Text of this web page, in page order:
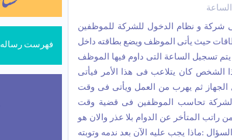
و نظام الدخول للشرکة للموظفین
حیث یأتی الموظف ویضع بطاقته داخل
تسجیل الساعة التی داوم فیها الموظف
الشخص کان یتلاعب فی هذا الأمر فیأتی
الجهاز ثم یهرب من العمل ویأتی فی وقت
الشرکة تحاسب الموظفین فی قضیة وقت
راتب المتأخر عن الدوام بلا عذر والان هو
:ماذا یجب علیه الآن بعد ندمه وتوبته
فهرست رساله